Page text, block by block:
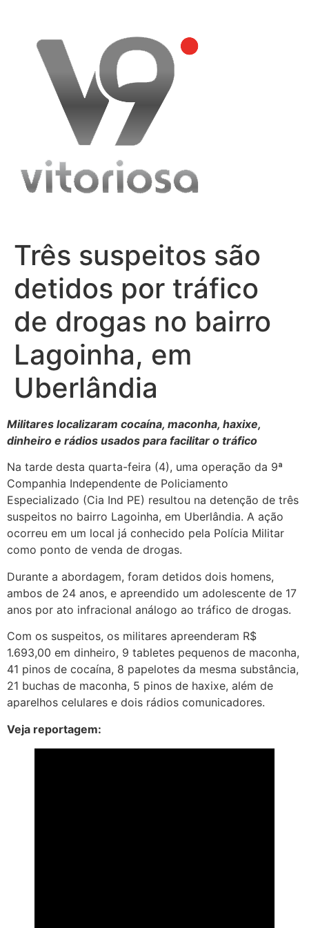
content
Três suspeitos são
detidos por tráfico
de drogas no bairro
Lagoinha, em
Uberlândia
Militares localizaram cocaína, maconha, haxixe,
dinheiro e rádios usados para facilitar o tráfico
Na tarde desta quarta-feira (4), uma operação da 9ª
Companhia Independente de Policiamento
Especializado (Cia Ind PE) resultou na detenção de três
suspeitos no bairro Lagoinha, em Uberlândia. A ação
ocorreu em um local já conhecido pela Polícia Militar
como ponto de venda de drogas.
Durante a abordagem, foram detidos dois homens,
ambos de 24 anos, e apreendido um adolescente de 17
anos por ato infracional análogo ao tráfico de drogas.
Com os suspeitos, os militares apreenderam R$
1.693,00 em dinheiro, 9 tabletes pequenos de maconha,
41 pinos de cocaína, 8 papelotes da mesma substância,
21 buchas de maconha, 5 pinos de haxixe, além de
aparelhos celulares e dois rádios comunicadores.
Veja reportagem: